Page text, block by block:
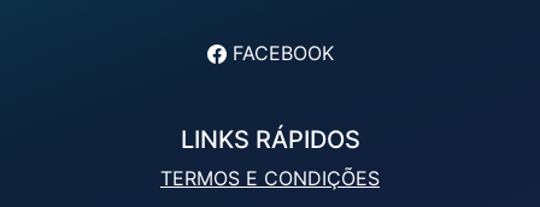
FACEBOOK
LINKS RÁPIDOS
TERMOS E CONDIÇÕES